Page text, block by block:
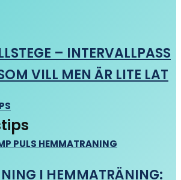
– INTERVALLPASS
VILL MEN ÄR LITE LAT
I HEMMATRÄNING: